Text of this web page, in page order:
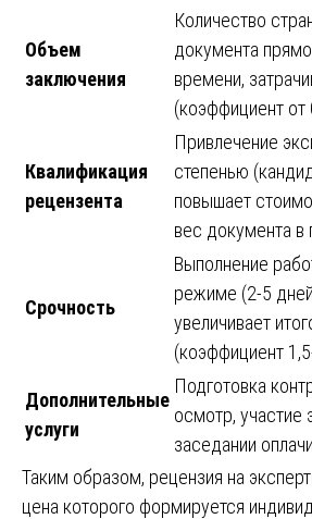
Объем
заключения
Количество
документа
времени,
(коэффициент от
Квалификация
рецензента
Привлечение
степенью
повышает
вес документа в
Срочность
Выполнение
режиме (2-5
увеличивает
(коэффициент
Дополнительные
услуги
Подготовка
осмотр, участие
заседании
Таким образом, рецензия на
цена которого формируется